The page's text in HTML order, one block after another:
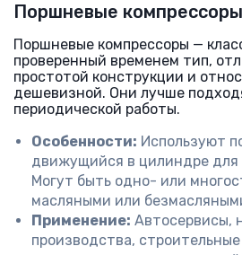
Поршневые компрессоры
Поршневые компрессоры —
проверенный временем тип,
простотой конструкции и
дешевизной. Они лучше
периодической работы.
Особенности: Используют
движущийся в цилиндре для
Могут быть одно- или
масляными или
Применение: Автосервисы,
производства,